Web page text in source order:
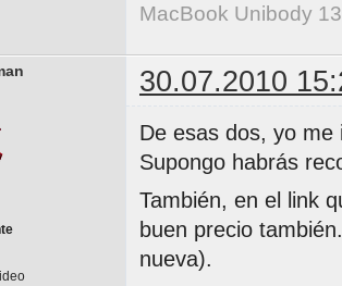
MacBook Unibody
30.07.2010
De esas dos, yo me
Supongo habrás
También, en el link
buen precio
nueva).